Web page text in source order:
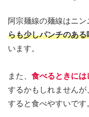
阿宗麺線の麺線はニン
らも少しパンチのある
います。
また、 食べるときには
するかもしれませんが
すると食べやすいです